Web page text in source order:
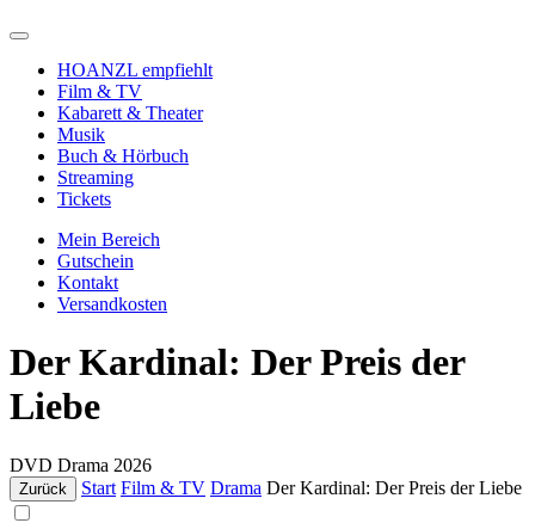
HOANZL empfiehlt
Film & TV
Kabarett & Theater
Musik
Buch & Hörbuch
Streaming
Tickets
Mein Bereich
Gutschein
Kontakt
Versandkosten
Der Kardinal: Der Preis der
Liebe
DVD Drama 2026
Zurück Start Film & TV Drama Der Kardinal: Der Preis der Liebe